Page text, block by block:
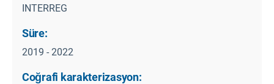
INTERREG
Süre:
2019 - 2022
Coğrafi karakterizasyon: